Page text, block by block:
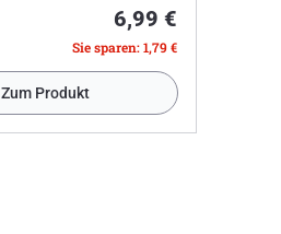
6,99 €
Sie sparen: 1,79 €
Zum Produkt